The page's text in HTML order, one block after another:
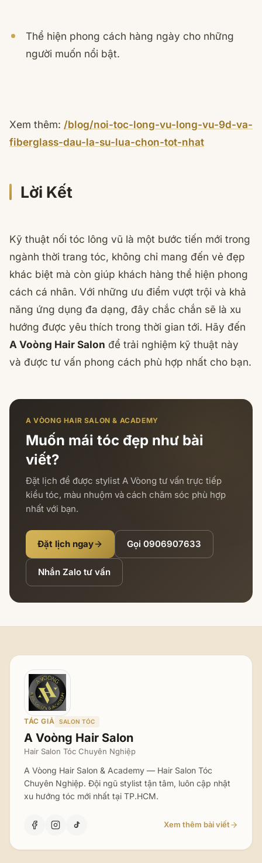
Thể hiện phong cách hàng ngày cho những
người muốn nổi bật.
Xem thêm: /blog/noi-toc-long-vu-long-vu-9d-va-
fiberglass-dau-la-su-lua-chon-tot-nhat
Lời Kết
Kỹ thuật nối tóc lông vũ là một bước tiến mới trong
ngành thời trang tóc, không chỉ mang đến vẻ đẹp
khác biệt mà còn giúp khách hàng thể hiện phong
cách cá nhân. Với những ưu điểm vượt trội và khả
năng ứng dụng đa dạng, đây chắc chắn sẽ là xu
hướng được yêu thích trong thời gian tới. Hãy đến
A Voòng Hair Salon để trải nghiệm kỹ thuật này
và được tư vấn phong cách phù hợp nhất cho bạn.
A VÒONG HAIR SALON & ACADEMY
Muốn mái tóc đẹp như bài
viết?
Đặt lịch để được stylist A Vòong tư vấn trực tiếp
kiểu tóc, màu nhuộm và cách chăm sóc phù hợp
nhất với bạn.
Đặt lịch ngay Gọi 0906907633
Nhắn Zalo tư vấn
TÁC GIẢ SALON TÓC
A Voòng Hair Salon
Hair Salon Tóc Chuyên Nghiệp
A Vòong Hair Salon & Academy — Hair Salon Tóc
Chuyên Nghiệp. Đội ngũ stylist tận tâm, luôn cập nhật
xu hướng tóc mới nhất tại TP.HCM.
Xem thêm bài viết